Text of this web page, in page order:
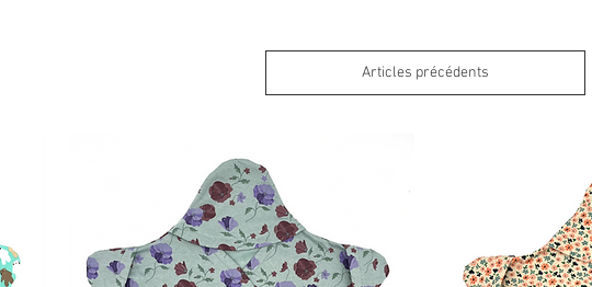
Articles précédents